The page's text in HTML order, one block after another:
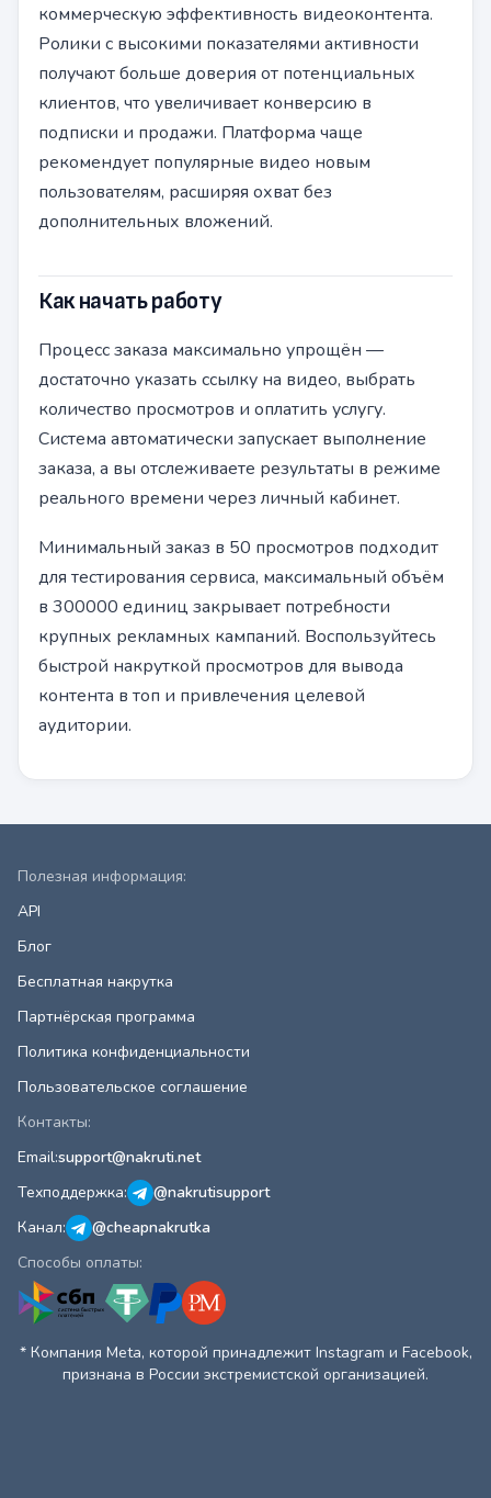
коммерческую эффективность видеоконтента.
Ролики с высокими показателями активности
получают больше доверия от потенциальных
клиентов, что увеличивает конверсию в
подписки и продажи. Платформа чаще
рекомендует популярные видео новым
пользователям, расширяя охват без
дополнительных вложений.
Как начать работу
Процесс заказа максимально упрощён —
достаточно указать ссылку на видео, выбрать
количество просмотров и оплатить услугу.
Система автоматически запускает выполнение
заказа, а вы отслеживаете результаты в режиме
реального времени через личный кабинет.
Минимальный заказ в 50 просмотров подходит
для тестирования сервиса, максимальный объём
в 300000 единиц закрывает потребности
крупных рекламных кампаний. Воспользуйтесь
быстрой накруткой просмотров для вывода
контента в топ и привлечения целевой
аудитории.
Полезная информация:
API
Блог
Бесплатная накрутка
Партнёрская программа
Политика конфиденциальности
Пользовательское соглашение
Контакты:
Email:support@nakruti.net
Техподдержка:
@nakrutisupport
Канал:
@cheapnakrutka
Способы оплаты:
* Компания Meta, которой принадлежит Instagram и Facebook,
признана в России экстремистской организацией.